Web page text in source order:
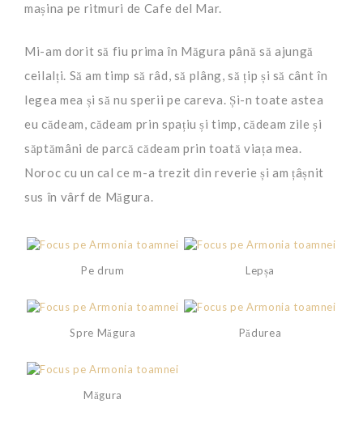
mașina pe ritmuri de Cafe del Mar.
Mi-am dorit să fiu prima în Măgura până să ajungă
ceilalți. Să am timp să râd, să plâng, să țip și să cânt în
legea mea și să nu sperii pe careva. Și-n toate astea
eu cădeam, cădeam prin spațiu și timp, cădeam zile și
săptămâni de parcă cădeam prin toată viața mea.
Noroc cu un cal ce m-a trezit din reverie și am țâșnit
sus în vârf de Măgura.
Pe drum Lepșa
Spre Măgura Pădurea
Măgura